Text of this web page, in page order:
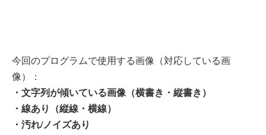
今回のプログラムで使用する画像（対応している画
像）：
・文字列が傾いている画像（横書き・縦書き）
・線あり（縦線・横線）
・汚れ/ノイズあり